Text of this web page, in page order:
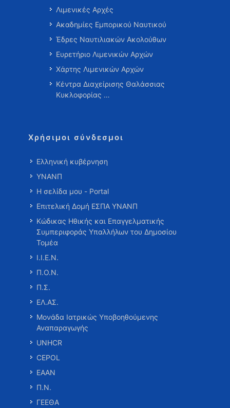
Λιμενικές Αρχές
Ακαδημίες Εμπορικού Ναυτικού
Έδρες Ναυτιλιακών Ακολούθων
Ευρετήριο Λιμενικών Αρχών
Χάρτης Λιμενικών Αρχών
Κέντρα Διαχείρισης Θαλάσσιας
Κυκλοφορίας …
Χρήσιμοι σύνδεσμοι
Ελληνική κυβέρνηση
ΥΝΑΝΠ
Η σελίδα μου - Portal
Επιτελική Δομή ΕΣΠΑ ΥΝΑΝΠ
Κώδικας Ηθικής και Επαγγελματικής
Συμπεριφοράς Υπαλλήλων του Δημοσίου
Τομέα
Ι.Ι.Ε.Ν.
Π.Ο.Ν.
Π.Σ.
ΕΛ.ΑΣ.
Μονάδα Ιατρικώς Υποβοηθούμενης
Αναπαραγωγής
UNHCR
CEPOL
ΕΑΑΝ
Π.Ν.
ΓΕΕΘΑ